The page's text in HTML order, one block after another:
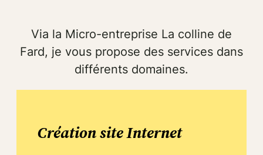
Via la Micro-entreprise La colline de
Fard, je vous propose des services dans
différents domaines.
Création site Internet